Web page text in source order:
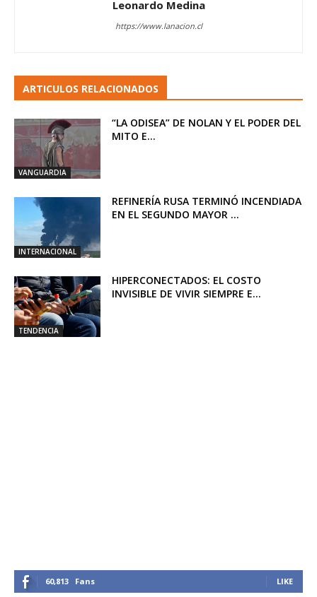
Leonardo Medina
https://www.lanacion.cl
ARTICULOS RELACIONADOS
VANGUARDIA
“LA ODISEA” DE NOLAN Y EL PODER DEL
MITO E...
INTERNACIONAL
REFINERÍA RUSA TERMINÓ INCENDIADA
EN EL SEGUNDO MAYOR ...
TENDENCIA
HIPERCONECTADOS: EL COSTO
INVISIBLE DE VIVIR SIEMPRE E...
60,813 Fans LIKE